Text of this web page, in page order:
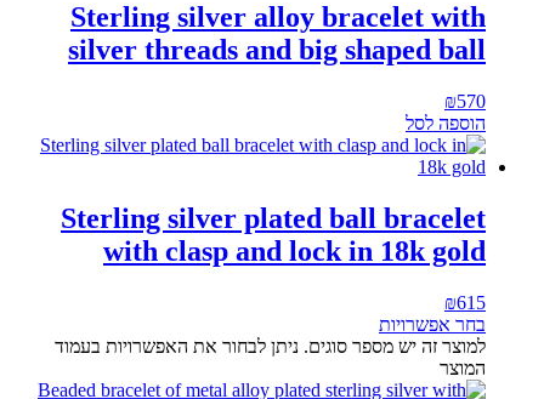
Sterling silver alloy bracelet with
silver threads and big shaped ball
₪570
הוספה לסל
Sterling silver plated ball bracelet
with clasp and lock in 18k gold
₪615
בחר אפשרויות
למוצר זה יש מספר סוגים. ניתן לבחור את האפשרויות בעמוד
המוצר